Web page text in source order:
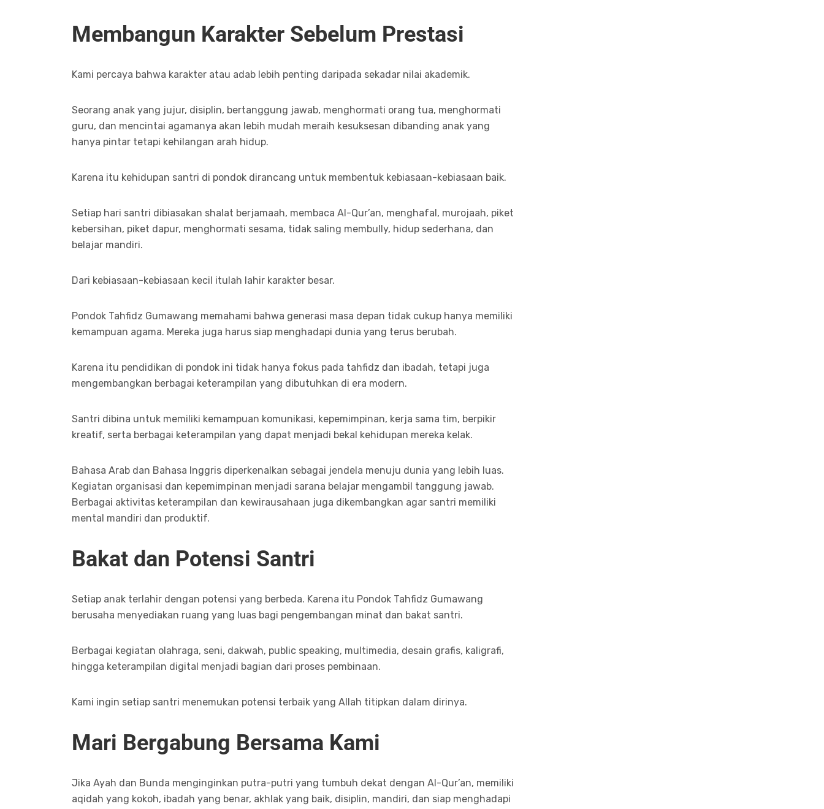
Membangun Karakter Sebelum Prestasi
Kami percaya bahwa karakter atau adab lebih penting daripada sekadar nilai akademik.
Seorang anak yang jujur, disiplin, bertanggung jawab, menghormati orang tua, menghormati
guru, dan mencintai agamanya akan lebih mudah meraih kesuksesan dibanding anak yang
hanya pintar tetapi kehilangan arah hidup.
Karena itu kehidupan santri di pondok dirancang untuk membentuk kebiasaan-kebiasaan baik.
Setiap hari santri dibiasakan shalat berjamaah, membaca Al-Qur’an, menghafal, murojaah, piket
kebersihan, piket dapur, menghormati sesama, tidak saling membully, hidup sederhana, dan
belajar mandiri.
Dari kebiasaan-kebiasaan kecil itulah lahir karakter besar.
Pondok Tahfidz Gumawang memahami bahwa generasi masa depan tidak cukup hanya memiliki
kemampuan agama. Mereka juga harus siap menghadapi dunia yang terus berubah.
Karena itu pendidikan di pondok ini tidak hanya fokus pada tahfidz dan ibadah, tetapi juga
mengembangkan berbagai keterampilan yang dibutuhkan di era modern.
Santri dibina untuk memiliki kemampuan komunikasi, kepemimpinan, kerja sama tim, berpikir
kreatif, serta berbagai keterampilan yang dapat menjadi bekal kehidupan mereka kelak.
Bahasa Arab dan Bahasa Inggris diperkenalkan sebagai jendela menuju dunia yang lebih luas.
Kegiatan organisasi dan kepemimpinan menjadi sarana belajar mengambil tanggung jawab.
Berbagai aktivitas keterampilan dan kewirausahaan juga dikembangkan agar santri memiliki
mental mandiri dan produktif.
Bakat dan Potensi Santri
Setiap anak terlahir dengan potensi yang berbeda. Karena itu Pondok Tahfidz Gumawang
berusaha menyediakan ruang yang luas bagi pengembangan minat dan bakat santri.
Berbagai kegiatan olahraga, seni, dakwah, public speaking, multimedia, desain grafis, kaligrafi,
hingga keterampilan digital menjadi bagian dari proses pembinaan.
Kami ingin setiap santri menemukan potensi terbaik yang Allah titipkan dalam dirinya.
Mari Bergabung Bersama Kami
Jika Ayah dan Bunda menginginkan putra-putri yang tumbuh dekat dengan Al-Qur’an, memiliki
aqidah yang kokoh, ibadah yang benar, akhlak yang baik, disiplin, mandiri, dan siap menghadapi